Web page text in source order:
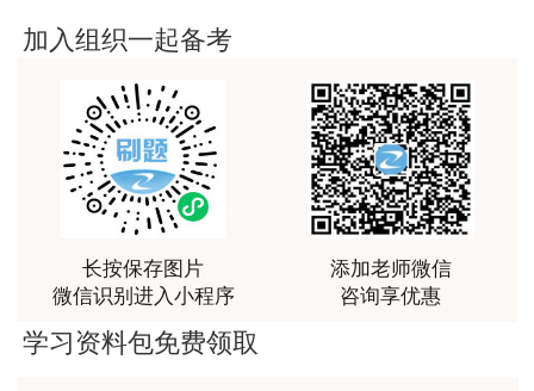
已签署《诚信承诺书》，承诺符合告知的考试报名
条件，承诺报名时所提交的信息真实、准确、完
整、有效，愿意承担虚假承诺的责任，并接受相应
对虚假承诺行为，一经查实，将按专业技术人
员资格考试相关规定处理，并将相关违纪违规行为
抄送行业主管部门。
听他的课过的！
客户回复迅速，热心解答，购买体验很不错。
用户m2****88
讲得好
林老师讲得非常好！
用户m8****66
加入组织一起备考
长按保存图片
微信识别进入小程序
添加老师微信
咨询享优惠
学习资料包免费领取